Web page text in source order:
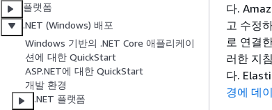
플랫폼
.NET (Windows) 배포
Windows 기반의 .NET Core 애플리케이
션에 대한 QuickStart
ASP.NET에 대한 QuickStart
개발 환경
.NET 플랫폼
다.
고 수정
로 연결
러한 지
다.
경에 데